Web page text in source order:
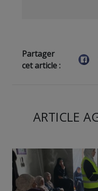
Partager
cet article :
ARTICLE